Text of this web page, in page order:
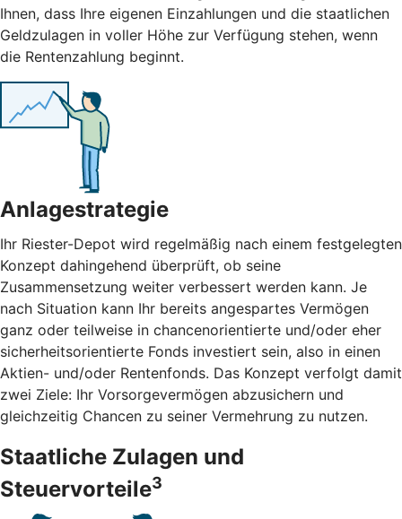
Ihnen, dass Ihre eigenen Einzahlungen und die staatlichen
Geldzulagen in voller Höhe zur Verfügung stehen, wenn
die Rentenzahlung beginnt.
Anlagestrategie
Ihr Riester-Depot wird regelmäßig nach einem festgelegten
Konzept dahingehend überprüft, ob seine
Zusammensetzung weiter verbessert werden kann. Je
nach Situation kann Ihr bereits angespartes Vermögen
ganz oder teilweise in chancenorientierte und/oder eher
sicherheitsorientierte Fonds investiert sein, also in einen
Aktien- und/oder Rentenfonds. Das Konzept verfolgt damit
zwei Ziele: Ihr Vorsorgevermögen abzusichern und
gleichzeitig Chancen zu seiner Vermehrung zu nutzen.
Staatliche Zulagen und
Steuervorteile3